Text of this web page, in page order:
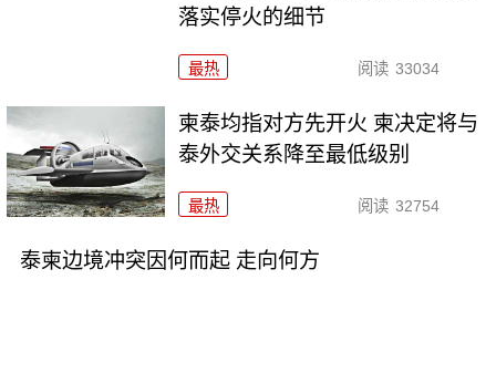
落实停火的细节
最热 阅读 33034
柬泰均指对方先开火 柬决定将与
泰外交关系降至最低级别
最热 阅读 32754
泰柬边境冲突因何而起 走向何方